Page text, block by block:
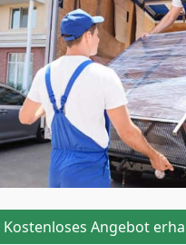
Kostenloses Angebot